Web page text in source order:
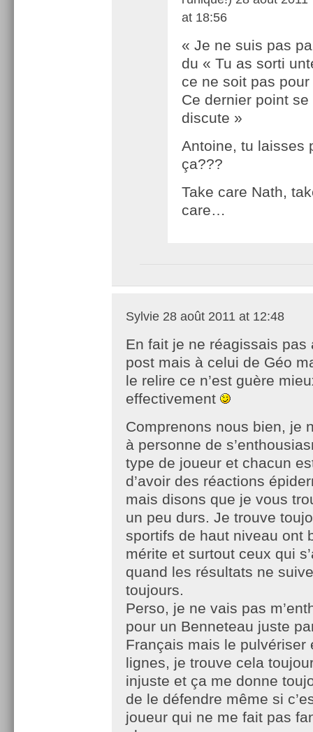
at 18:56
« Je ne suis pas
du « Tu as sorti
ce ne soit pas
Ce dernier point se
discute »
Antoine, tu laisses
ça???
Take care Nath,
care…
Sylvie 28 août 2011 at 12:48
En fait je ne réagissais pas
post mais à celui de Géo
le relire ce n’est guère
effectivement
Comprenons nous bien, je
à personne de
type de joueur et chacun
d’avoir des réactions
mais disons que je vous
un peu durs. Je trouve
sportifs de haut niveau ont
mérite et surtout ceux qui
quand les résultats ne
toujours.
Perso, je ne vais pas
pour un Benneteau juste
Français mais le pulvériser
lignes, je trouve cela
injuste et ça me donne
de le défendre même si
joueur qui ne me fait pas